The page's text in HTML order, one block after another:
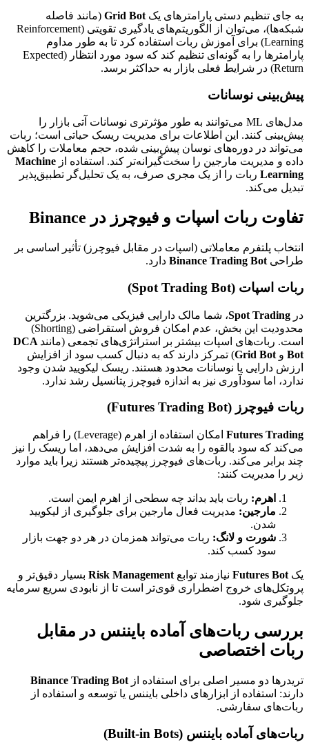
به جای تنظیم دستی پارامترهای یک Grid Bot (مانند فاصله
شبکه‌ها)، می‌توان از الگوریتم‌های یادگیری تقویتی (Reinforcement
Learning) برای آموزش ربات استفاده کرد تا به طور مداوم
پارامترها را به گونه‌ای تنظیم کند که سود مورد انتظار (Expected
Return) در شرایط فعلی بازار به حداکثر برسد.
پیش‌بینی نوسانات
مدل‌های ML می‌توانند به طور مؤثرتری نوسانات آتی بازار را
پیش‌بینی کنند. این اطلاعات برای مدیریت ریسک حیاتی است؛ ربات
می‌تواند در دوره‌های نوسان پیش‌بینی شده، حجم معاملات را کاهش
داده و مدیریت مارجین را سخت‌گیرانه‌تر کند. استفاده از Machine
Learning ربات را از یک مجری صرف، به یک تحلیل‌گر تطبیق‌پذیر
تبدیل می‌کند.
تفاوت ربات اسپات و فیوچرز در Binance
انتخاب پلتفرم معاملاتی (اسپات در مقابل فیوچرز) تأثیر اساسی بر
طراحی Binance Trading Bot دارد.
ربات اسپات (Spot Trading Bot)
در Spot Trading، شما مالک دارایی فیزیکی می‌شوید. بزرگترین
محدودیت این بخش، عدم امکان فروش استقراضی (Shorting)
است. ربات‌های اسپات بیشتر بر استراتژی‌های تجمعی (مانند DCA
Bot و Grid Bot) تمرکز دارند که به دنبال کسب سود از افزایش
ارزش دارایی یا نوسانات محدود هستند. ریسک لیکویید شدن وجود
ندارد، اما سودآوری نیز به اندازه فیوچرز پتانسیل رشد ندارد.
ربات فیوچرز (Futures Trading Bot)
Futures Trading
امکان استفاده از اهرم (Leverage) را فراهم
می‌کند که سود بالقوه را به شدت افزایش می‌دهد، اما ریسک را نیز
چند برابر می‌کند. ربات‌های فیوچرز پیچیده‌تر هستند زیرا باید موارد
زیر را مدیریت کنند:
اهرم: ربات باید بداند چه سطحی از اهرم ایمن است.
مارجین: مدیریت فعال مارجین برای جلوگیری از لیکویید
شدن.
شورت و لانگ: ربات می‌تواند همزمان در هر دو جهت بازار
سود کسب کند.
یک Futures Bot نیازمند توابع Risk Management بسیار دقیق‌تر و
پروتکل‌های خروج اضطراری قوی‌تر است تا از نابودی سریع سرمایه
جلوگیری شود.
بررسی ربات‌های آماده بایننس در مقابل
ربات اختصاصی
تریدرها دو مسیر اصلی برای استفاده از Binance Trading Bot
دارند: استفاده از ابزارهای داخلی بایننس یا توسعه و استفاده از
ربات‌های سفارشی.
ربات‌های آماده بایننس (Built-in Bots)